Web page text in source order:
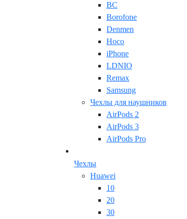
BC
Borofone
Denmen
Hoco
iPhone
LDNIO
Remax
Samsung
Чехлы для наушников
AirPods 2
AirPods 3
AirPods Pro
Чехлы
Huawei
10
20
30